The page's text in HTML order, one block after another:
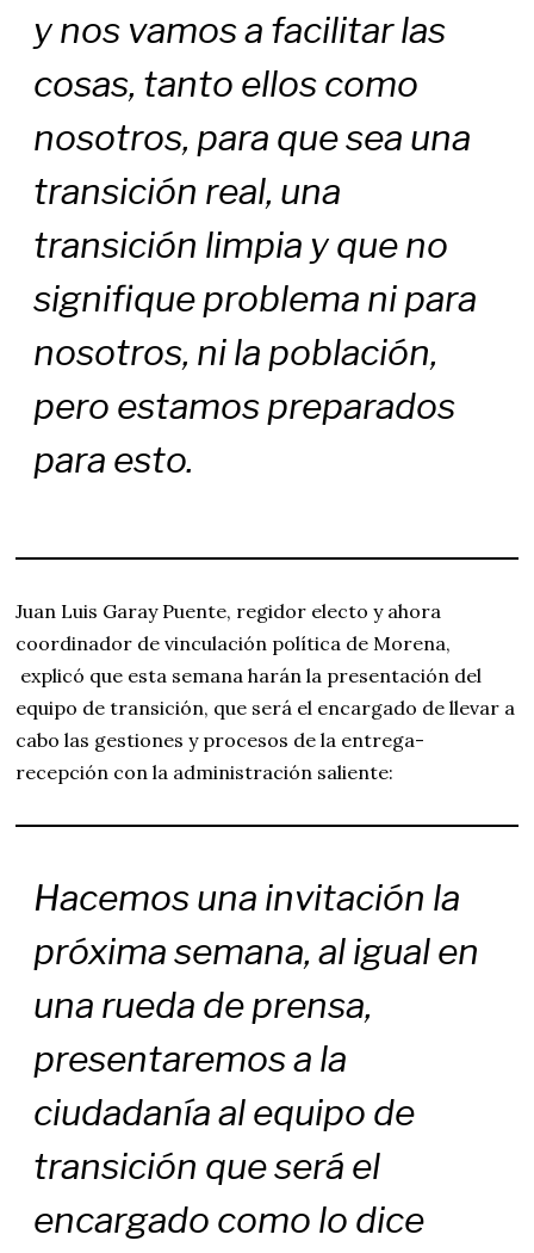
y nos vamos a facilitar las
cosas, tanto ellos como
nosotros, para que sea una
transición real, una
transición limpia y que no
signifique problema ni para
nosotros, ni la población,
pero estamos preparados
para esto.
Juan Luis Garay Puente, regidor electo y ahora
coordinador de vinculación política de Morena,
explicó que esta semana harán la presentación del
equipo de transición, que será el encargado de llevar a
cabo las gestiones y procesos de la entrega-
recepción con la administración saliente:
Hacemos una invitación la
próxima semana, al igual en
una rueda de prensa,
presentaremos a la
ciudadanía al equipo de
transición que será el
encargado como lo dice